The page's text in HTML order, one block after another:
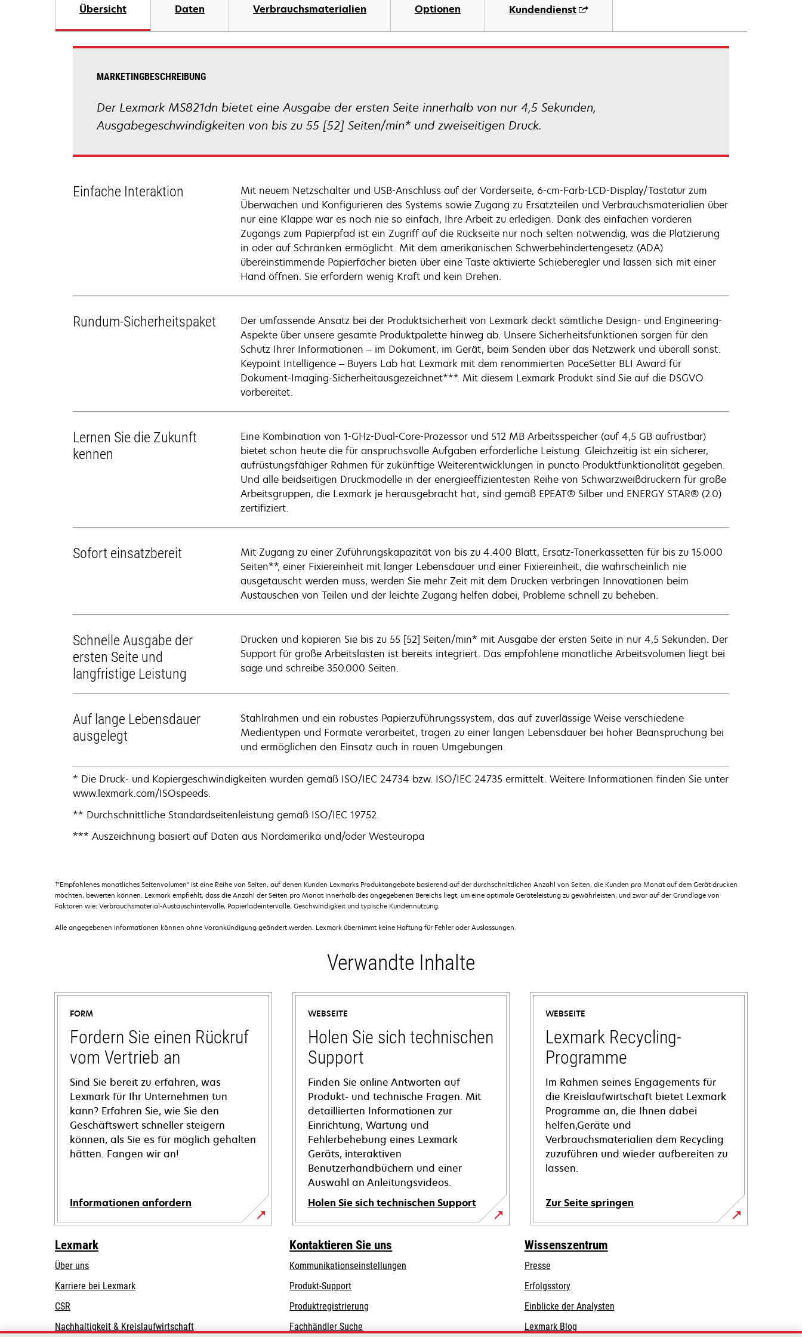
Übersicht
Daten Verbrauchsmaterialien Optionen Kundendienst
MARKETINGBESCHREIBUNG
Der Lexmark MS821dn bietet eine Ausgabe der ersten Seite innerhalb von nur 4,5 Sekunden,
Ausgabegeschwindigkeiten von bis zu 55 [52] Seiten/min* und zweiseitigen Druck.
Einfache Interaktion
Mit neuem Netzschalter und USB-Anschluss auf der Vorderseite, 6-cm-Farb-LCD-Display/Tastatur zum
Überwachen und Konfigurieren des Systems sowie Zugang zu Ersatzteilen und Verbrauchsmaterialien über
nur eine Klappe war es noch nie so einfach, Ihre Arbeit zu erledigen. Dank des einfachen vorderen
Zugangs zum Papierpfad ist ein Zugriff auf die Rückseite nur noch selten notwendig, was die Platzierung
in oder auf Schränken ermöglicht. Mit dem amerikanischen Schwerbehindertengesetz (ADA)
übereinstimmende Papierfächer bieten über eine Taste aktivierte Schieberegler und lassen sich mit einer
Hand öffnen. Sie erfordern wenig Kraft und kein Drehen.
Rundum-Sicherheitspaket
Der umfassende Ansatz bei der Produktsicherheit von Lexmark deckt sämtliche Design- und Engineering-
Aspekte über unsere gesamte Produktpalette hinweg ab. Unsere Sicherheitsfunktionen sorgen für den
Schutz Ihrer Informationen – im Dokument, im Gerät, beim Senden über das Netzwerk und überall sonst.
Keypoint Intelligence – Buyers Lab hat Lexmark mit dem renommierten PaceSetter BLI Award für
Dokument-Imaging-Sicherheitausgezeichnet***. Mit diesem Lexmark Produkt sind Sie auf die DSGVO
vorbereitet.
Lernen Sie die Zukunft
kennen
Eine Kombination von 1-GHz-Dual-Core-Prozessor und 512 MB Arbeitsspeicher (auf 4,5 GB aufrüstbar)
bietet schon heute die für anspruchsvolle Aufgaben erforderliche Leistung. Gleichzeitig ist ein sicherer,
aufrüstungsfähiger Rahmen für zukünftige Weiterentwicklungen in puncto Produktfunktionalität gegeben.
Und alle beidseitigen Druckmodelle in der energieeffizientesten Reihe von Schwarzweißdruckern für große
Arbeitsgruppen, die Lexmark je herausgebracht hat, sind gemäß EPEAT® Silber und ENERGY STAR® (2.0)
zertifiziert.
Sofort einsatzbereit
Mit Zugang zu einer Zuführungskapazität von bis zu 4.400 Blatt, Ersatz-Tonerkassetten für bis zu 15.000
Seiten**, einer Fixiereinheit mit langer Lebensdauer und einer Fixiereinheit, die wahrscheinlich nie
ausgetauscht werden muss, werden Sie mehr Zeit mit dem Drucken verbringen Innovationen beim
Austauschen von Teilen und der leichte Zugang helfen dabei, Probleme schnell zu beheben.
Schnelle Ausgabe der
ersten Seite und
langfristige Leistung
Drucken und kopieren Sie bis zu 55 [52] Seiten/min* mit Ausgabe der ersten Seite in nur 4,5 Sekunden. Der
Support für große Arbeitslasten ist bereits integriert. Das empfohlene monatliche Arbeitsvolumen liegt bei
sage und schreibe 350.000 Seiten.
Auf lange Lebensdauer
ausgelegt
Stahlrahmen und ein robustes Papierzuführungssystem, das auf zuverlässige Weise verschiedene
Medientypen und Formate verarbeitet, tragen zu einer langen Lebensdauer bei hoher Beanspruchung bei
und ermöglichen den Einsatz auch in rauen Umgebungen.
* Die Druck- und Kopiergeschwindigkeiten wurden gemäß ISO/IEC 24734 bzw. ISO/IEC 24735 ermittelt. Weitere Informationen finden Sie unter
www.lexmark.com/ISOspeeds.
** Durchschnittliche Standardseitenleistung gemäß ISO/IEC 19752.
*** Auszeichnung basiert auf Daten aus Nordamerika und/oder Westeuropa
†"Empfohlenes monatliches Seitenvolumen" ist eine Reihe von Seiten, auf denen Kunden Lexmarks Produktangebote basierend auf der durchschnittlichen Anzahl von Seiten, die Kunden pro Monat auf dem Gerät drucken
möchten, bewerten können. Lexmark empfiehlt, dass die Anzahl der Seiten pro Monat innerhalb des angegebenen Bereichs liegt, um eine optimale Geräteleistung zu gewährleisten, und zwar auf der Grundlage von
Faktoren wie: Verbrauchsmaterial-Austauschintervalle, Papierladeintervalle, Geschwindigkeit und typische Kundennutzung.
Alle angegebenen Informationen können ohne Vorankündigung geändert werden. Lexmark übernimmt keine Haftung für Fehler oder Auslassungen.
Verwandte Inhalte
FORM
Fordern Sie einen Rückruf
vom Vertrieb an
Sind Sie bereit zu erfahren, was
Lexmark für Ihr Unternehmen tun
kann? Erfahren Sie, wie Sie den
Geschäftswert schneller steigern
können, als Sie es für möglich gehalten
hätten. Fangen wir an!
Informationen anfordern
WEBSEITE
Holen Sie sich technischen
Support
Finden Sie online Antworten auf
Produkt- und technische Fragen. Mit
detaillierten Informationen zur
Einrichtung, Wartung und
Fehlerbehebung eines Lexmark
Geräts, interaktiven
Benutzerhandbüchern und einer
Auswahl an Anleitungsvideos.
Holen Sie sich technischen Support
wird
in
neuen
Registerkarte
geöffnet
WEBSEITE
Lexmark Recycling-
Programme
Im Rahmen seines Engagements für
die Kreislaufwirtschaft bietet Lexmark
Programme an, die Ihnen dabei
helfen,Geräte und
Verbrauchsmaterialien dem Recycling
zuzuführen und wieder aufbereiten zu
lassen.
Zur Seite springen
Lexmark
Über uns
Karriere bei Lexmark
CSR
Nachhaltigkeit & Kreislaufwirtschaft
Kontaktieren Sie uns
Kommunikationseinstellungen
wird
in
einer
neuen
Produkt-Supportwird
einer
neuen
Produktregistrierung
Fachhändler Suche
Wissenszentrum
Presse
Erfolgsstory
Einblicke der Analysten
Lexmark Blog